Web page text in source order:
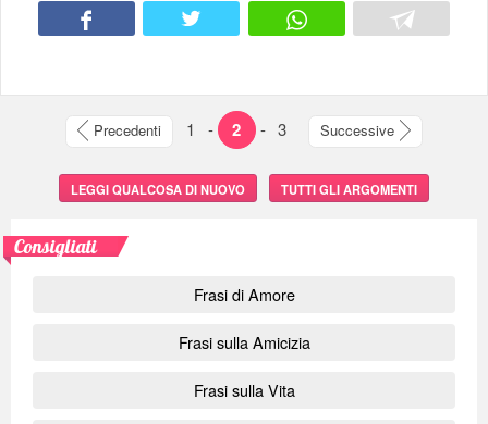
Precedenti 1 - 2 - 3 Successive
LEGGI QUALCOSA DI NUOVO TUTTI GLI ARGOMENTI
Consigliati
Frasi di Amore
Frasi sulla Amicizia
Frasi sulla Vita